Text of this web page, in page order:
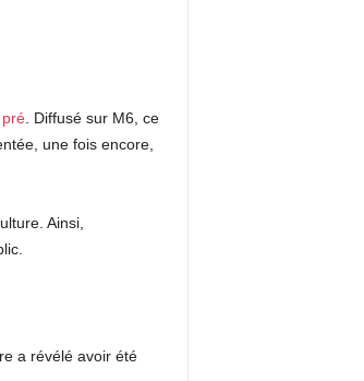
pré. Diffusé sur M6, ce
une fois encore,
Ainsi,
a révélé avoir été